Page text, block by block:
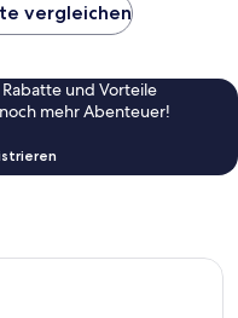
vergleichen
und Vorteile
mehr Abenteuer!